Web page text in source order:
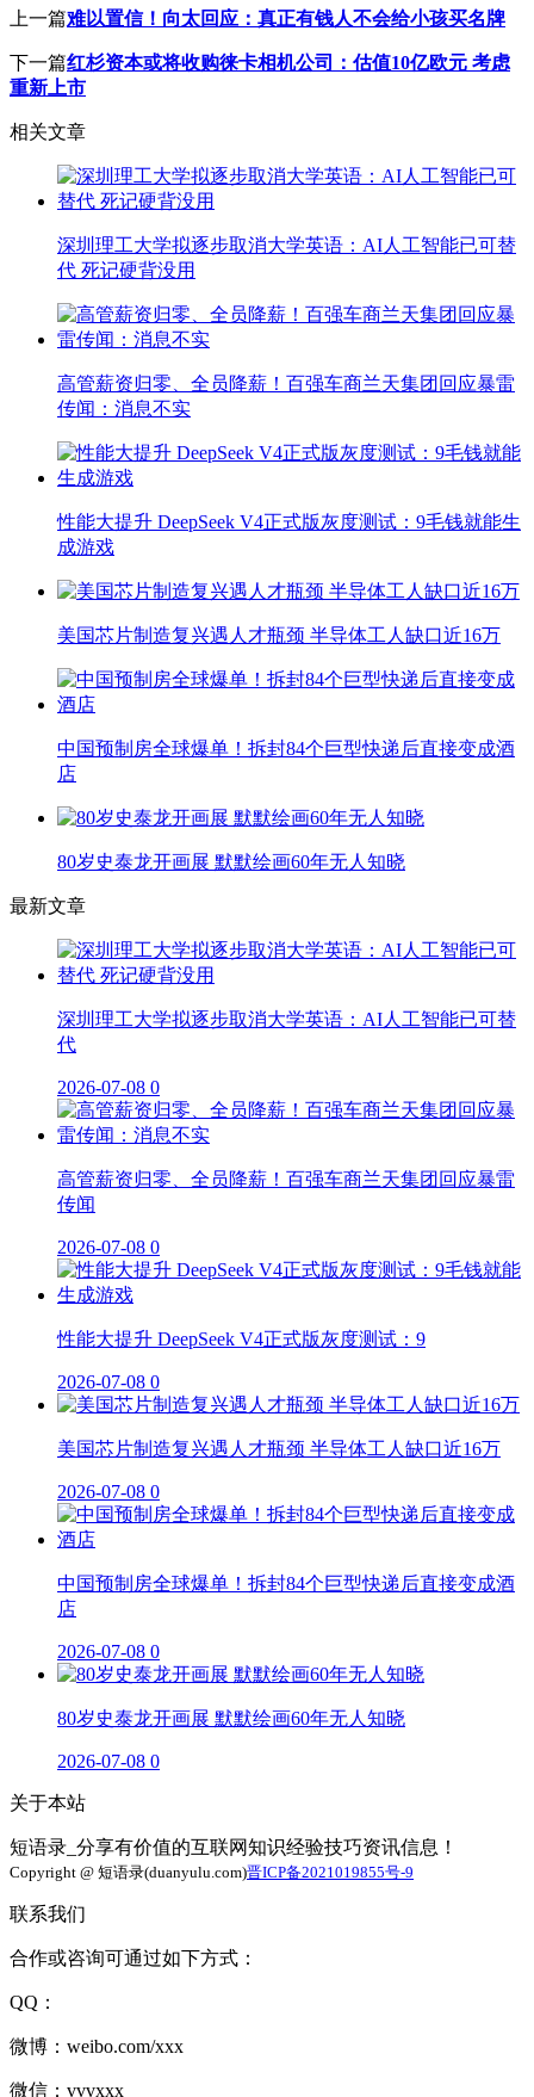
上一篇难以置信！向太回应：真正有钱人不会给小孩买名牌
下一篇红杉资本或将收购徕卡相机公司：估值10亿欧元 考虑
重新上市
相关文章
深圳理工大学拟逐步取消大学英语：AI人工智能已可替
代 死记硬背没用
高管薪资归零、全员降薪！百强车商兰天集团回应暴雷
传闻：消息不实
性能大提升 DeepSeek V4正式版灰度测试：9毛钱就能生
成游戏
美国芯片制造复兴遇人才瓶颈 半导体工人缺口近16万
中国预制房全球爆单！拆封84个巨型快递后直接变成酒
店
80岁史泰龙开画展 默默绘画60年无人知晓
最新文章
深圳理工大学拟逐步取消大学英语：AI人工智能已可替
代
2026-07-08 0
高管薪资归零、全员降薪！百强车商兰天集团回应暴雷
传闻
2026-07-08 0
性能大提升 DeepSeek V4正式版灰度测试：9
2026-07-08 0
美国芯片制造复兴遇人才瓶颈 半导体工人缺口近16万
2026-07-08 0
中国预制房全球爆单！拆封84个巨型快递后直接变成酒
店
2026-07-08 0
80岁史泰龙开画展 默默绘画60年无人知晓
2026-07-08 0
关于本站
短语录_分享有价值的互联网知识经验技巧资讯信息！
Copyright @ 短语录(duanyulu.com)晋ICP备2021019855号-9
联系我们
合作或咨询可通过如下方式：
QQ：
微博：weibo.com/xxx
微信：vvvxxx